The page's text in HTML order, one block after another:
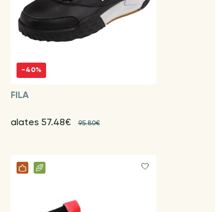
-40%
FILA
alates 57.48€ 95.80€